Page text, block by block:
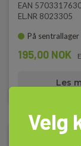
EAN
EL.NR 8023305
På sentrallager
195,00 NOK
Les
Velg